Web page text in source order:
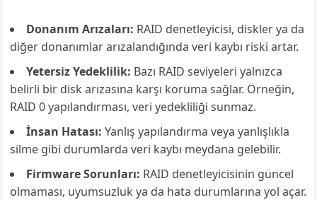
Donanım Arızaları: RAID denetleyicisi, diskler ya da
diğer donanımlar arızalandığında veri kaybı riski artar.
Yetersiz Yedeklilik: Bazı RAID seviyeleri yalnızca
belirli bir disk arızasına karşı koruma sağlar. Örneğin,
RAID 0 yapılandırması, veri yedekliliği sunmaz.
İnsan Hatası: Yanlış yapılandırma veya yanlışlıkla
silme gibi durumlarda veri kaybı meydana gelebilir.
Firmware Sorunları: RAID denetleyicisinin güncel
olmaması, uyumsuzluk ya da hata durumlarına yol açar.